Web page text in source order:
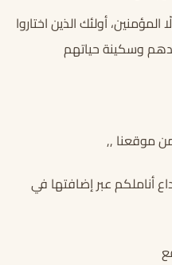
أولئك الذين اختاروا
وسكينة حياتهم
موقعنا ,,
أناملكم عبر إضافتها في